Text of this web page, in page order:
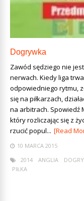
Dogrywka
Zawód sędziego nie
nerwach. Kiedy liga
odpowiedniego rytmu,
się na piłkarzach,
na arbitrach. Spowiedź
który rozliczając się z
rzucić popul... [Read
10 MARCA 2015
2014
ANGLIA
PIŁKA